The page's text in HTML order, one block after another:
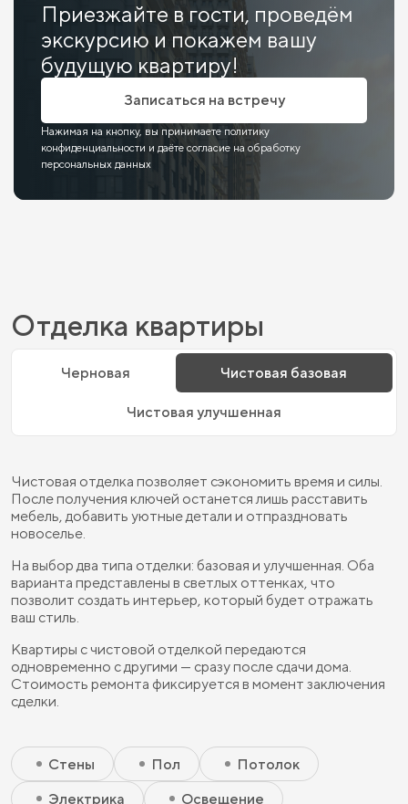
Приезжайте в гости, проведём
экскурсию и покажем вашу
будущую квартиру!
Записаться на встречу
Нажимая на кнопку, вы принимаете политику
конфиденциальности и даёте согласие на обработку
персональных данных
Отделка квартиры
Черновая Чистовая базовая
Чистовая улучшенная
Чистовая отделка позволяет сэкономить время и силы.
После получения ключей останется лишь расставить
мебель, добавить уютные детали и отпраздновать
новоселье.
На выбор два типа отделки: базовая и улучшенная. Оба
варианта представлены в светлых оттенках, что
позволит создать интерьер, который будет отражать
ваш стиль.
Квартиры с чистовой отделкой передаются
одновременно с другими — сразу после сдачи дома.
Стоимость ремонта фиксируется в момент заключения
сделки.
Скрытый элемент 2 - Чистовая базовая
Скрытый элемент 1 - Чистовая базовая
Стены
Пол
Потолок
Электрика
Освещение